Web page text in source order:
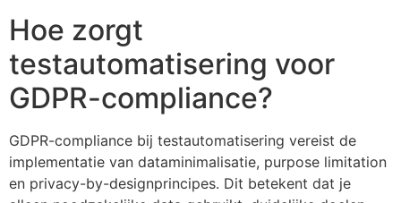
Hoe zorgt
testautomatisering voor
GDPR-compliance?
GDPR-compliance bij testautomatisering vereist de
implementatie van data­minimalisatie, purpose limitation
en privacy-by-designprincipes. Dit betekent dat je